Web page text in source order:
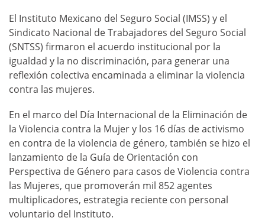
El Instituto Mexicano del Seguro Social (IMSS) y el
Sindicato Nacional de Trabajadores del Seguro Social
(SNTSS) firmaron el acuerdo institucional por la
igualdad y la no discriminación, para generar una
reflexión colectiva encaminada a eliminar la violencia
contra las mujeres.
En el marco del Día Internacional de la Eliminación de
la Violencia contra la Mujer y los 16 días de activismo
en contra de la violencia de género, también se hizo el
lanzamiento de la Guía de Orientación con
Perspectiva de Género para casos de Violencia contra
las Mujeres, que promoverán mil 852 agentes
multiplicadores, estrategia reciente con personal
voluntario del Instituto.